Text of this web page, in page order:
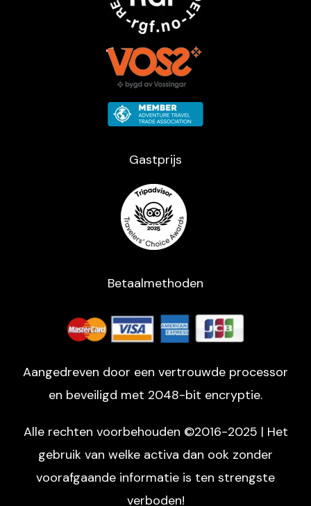
Gastprijs
Betaalmethoden
Aangedreven door een vertrouwde processor
en beveiligd met 2048-bit encryptie.
Alle rechten voorbehouden ©2016-2025 | Het
gebruik van welke activa dan ook zonder
voorafgaande informatie is ten strengste
verboden!